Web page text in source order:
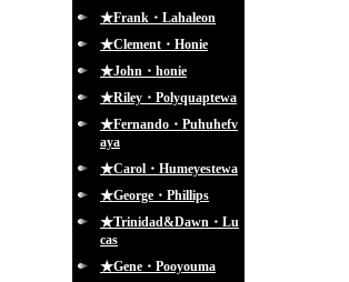
★Frank・Lahaleon
★Clement・Honie
★John・honie
★Riley・Polyquaptewa
★Fernando・Puhuhefv
aya
★Carol・Humeyestewa
★George・Phillips
★Trinidad&Dawn・Lu
cas
★Gene・Pooyouma